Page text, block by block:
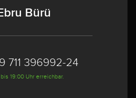
Bürü
711 396992-24‬
19:00 Uhr erreichbar.